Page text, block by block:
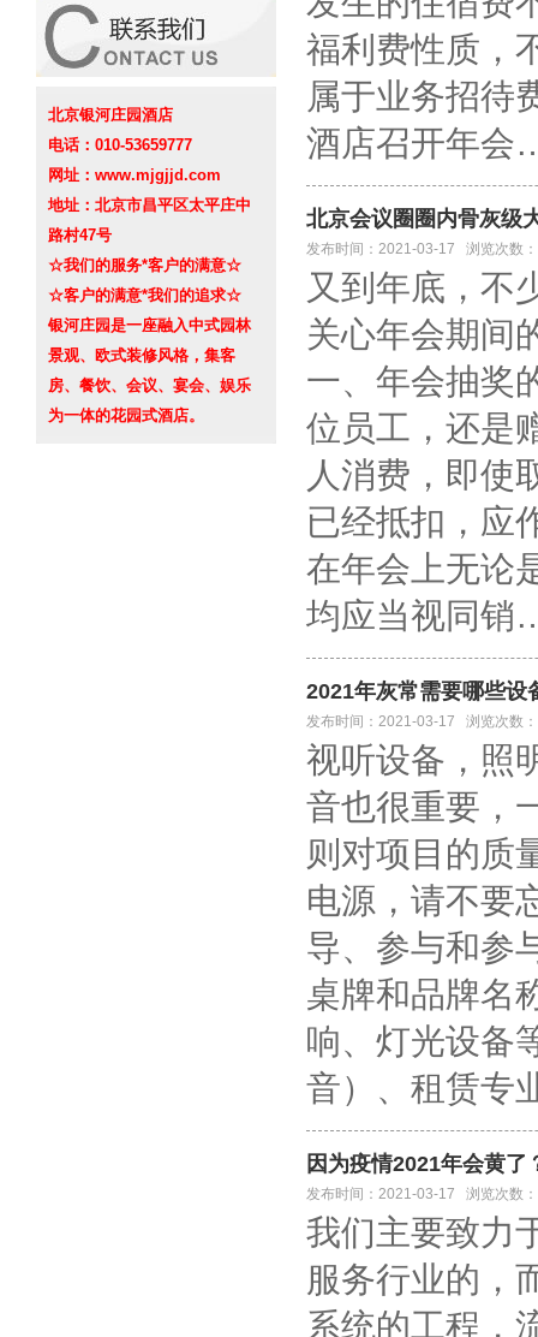
北京银河庄园酒店
电话：010-53659777
网址：www.mjgjjd.com
地址：北京市昌平区太平庄中
路村47号
☆我们的服务*客户的满意☆
☆客户的满意*我们的追求☆
银河庄园是一座融入中式园林
景观、欧式装修风格，集客
房、餐饮、会议、宴会、娱乐
为一体的花园式酒店。
福利费性质，
属于业务招待
酒店召开年
北京会议圈圈内骨灰级
发布时间：2021-03-17 浏览次数
又到年底，不
关心年会期间
一、年会抽奖
位员工，还是
人消费，即使
已经抵扣，应
在年会上无论
均应当视同
2021年灰常需要哪些设
发布时间：2021-03-17 浏览次数
视听设备，照
音也很重要，
则对项目的质
电源，请不要
导、参与和参
桌牌和品牌名
响、灯光设备
音）、租赁
因为疫情2021年会黄了
发布时间：2021-03-17 浏览次数
我们主要致力
服务行业的，
系统的工程，